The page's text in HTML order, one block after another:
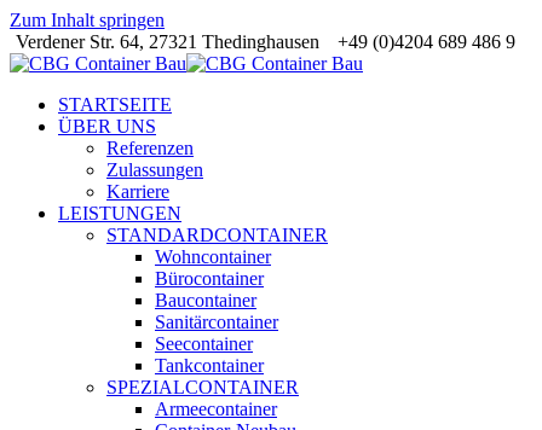
Zum Inhalt springen
Verdener Str. 64, 27321 Thedinghausen
+49 (0)4204 689 486 9
STARTSEITE
ÜBER UNS
Referenzen
Zulassungen
Karriere
LEISTUNGEN
STANDARDCONTAINER
Wohncontainer
Bürocontainer
Baucontainer
Sanitärcontainer
Seecontainer
Tankcontainer
SPEZIALCONTAINER
Armeecontainer